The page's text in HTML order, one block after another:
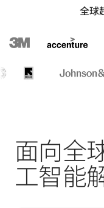
全球
面向全
工智能